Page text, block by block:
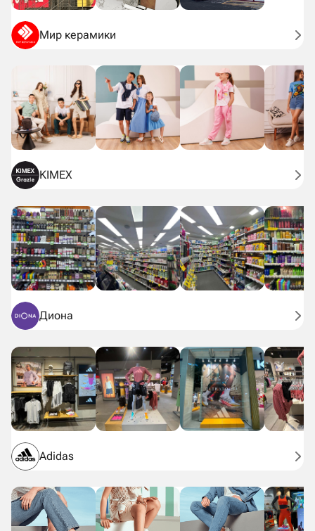
Мир керамики
KIMEX
Диона
Adidas